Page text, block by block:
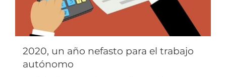
2020, un año nefasto para el trabajo
autónomo